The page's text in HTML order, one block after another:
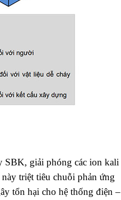
SBK, giải phóng các ion kali
triệt tiêu chuỗi phản ứng
tổn hại cho hệ thống điện –